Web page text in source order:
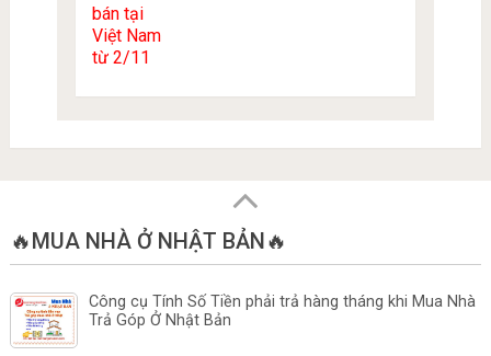
🔥MUA NHÀ Ở NHẬT BẢN🔥
Công cụ Tính Số Tiền phải trả hàng tháng khi Mua Nhà
Trả Góp Ở Nhật Bản